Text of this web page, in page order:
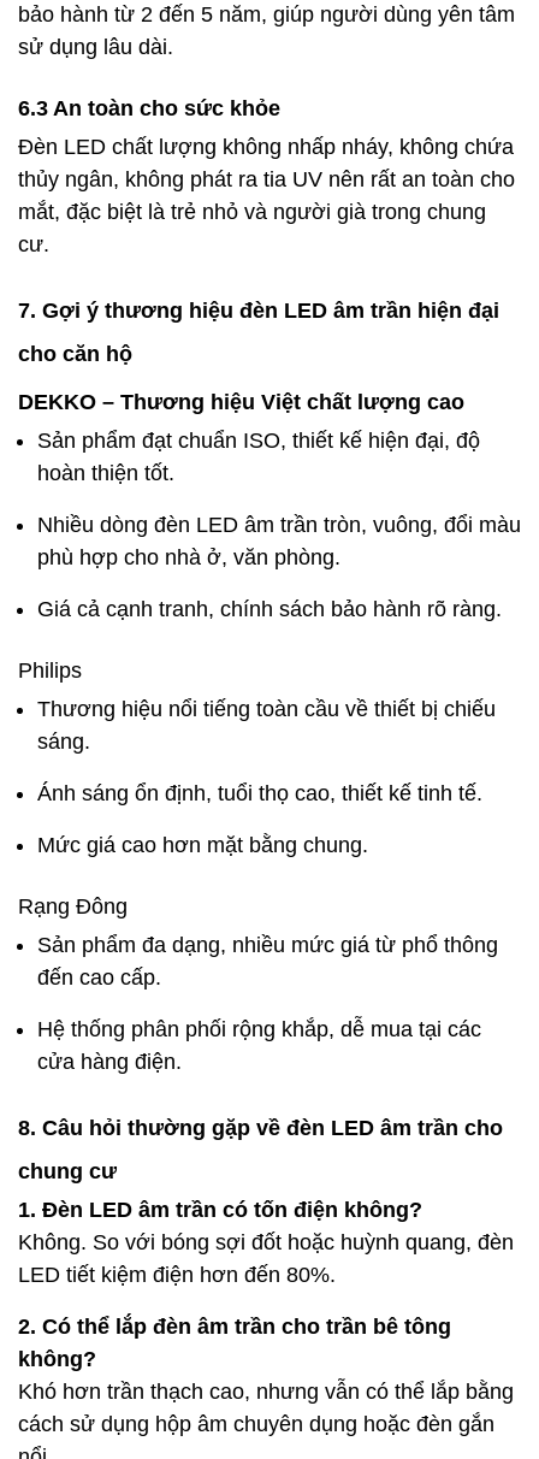
bảo hành từ 2 đến 5 năm, giúp người dùng yên tâm
sử dụng lâu dài.
6.3 An toàn cho sức khỏe
Đèn LED chất lượng không nhấp nháy, không chứa
thủy ngân, không phát ra tia UV nên rất an toàn cho
mắt, đặc biệt là trẻ nhỏ và người già trong chung
cư.
7. Gợi ý thương hiệu đèn LED âm trần hiện đại
cho căn hộ
DEKKO – Thương hiệu Việt chất lượng cao
Sản phẩm đạt chuẩn ISO, thiết kế hiện đại, độ
hoàn thiện tốt.
Nhiều dòng đèn LED âm trần tròn, vuông, đổi màu
phù hợp cho nhà ở, văn phòng.
Giá cả cạnh tranh, chính sách bảo hành rõ ràng.
Philips
Thương hiệu nổi tiếng toàn cầu về thiết bị chiếu
sáng.
Ánh sáng ổn định, tuổi thọ cao, thiết kế tinh tế.
Mức giá cao hơn mặt bằng chung.
Rạng Đông
Sản phẩm đa dạng, nhiều mức giá từ phổ thông
đến cao cấp.
Hệ thống phân phối rộng khắp, dễ mua tại các
cửa hàng điện.
8. Câu hỏi thường gặp về đèn LED âm trần cho
chung cư
1. Đèn LED âm trần có tốn điện không?
Không. So với bóng sợi đốt hoặc huỳnh quang, đèn
LED tiết kiệm điện hơn đến 80%.
2. Có thể lắp đèn âm trần cho trần bê tông
không?
Khó hơn trần thạch cao, nhưng vẫn có thể lắp bằng
cách sử dụng hộp âm chuyên dụng hoặc đèn gắn